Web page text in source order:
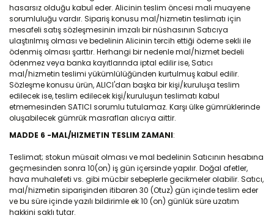
hasarsız olduğu kabul eder. Alicinin teslim öncesi mali muayene
sorumluluğu vardır. Sipariş konusu mal/hizmetin teslimatı için
mesafeli satış sözleşmesinin imzalı bir nüshasının Satıcıya
ulaştırılmış olması ve bedelinin Alicinin tercih ettiği ödeme sekli ile
ödenmiş olması şarttır. Herhangi bir nedenle mal/hizmet bedeli
ödenmez veya banka kayıtlarında iptal edilir ise, Satıcı
mal/hizmetin teslimi yükümlülüğünden kurtulmuş kabul edilir.
Sözleşme konusu ürün, ALICI'dan başka bir kişi/kuruluşa teslim
edilecek ise, teslim edilecek kişi/kuruluşun teslimatı kabul
etmemesinden SATICI sorumlu tutulamaz. Karşı ülke gümrüklerinde
oluşabilecek gümrük masrafları alıcıya aittir.
MADDE 6 -MAL/HIZMETIN TESLIM ZAMANI:
Teslimat; stokun müsait olması ve mal bedelinin Satıcının hesabına
geçmesinden sonra 10(on) iş gün içersinde yapılır. Doğal afetler,
hava muhalefeti vs. gibi mücbir sebeplerle gecikmeler olabilir. Satıcı,
mal/hizmetin siparişinden itibaren 30 (Otuz) gün içinde teslim eder
ve bu süre içinde yazılı bildirimle ek 10 (on) günlük süre uzatım
hakkini saklı tutar.